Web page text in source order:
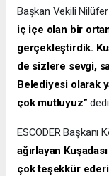
Başkan Vekili
iç içe olan bir
gerçekleştirdik.
de sizlere sevgi,
Belediyesi olarak
çok mutluyuz”
ESCODER Başkanı
ağırlayan
çok teşekkür